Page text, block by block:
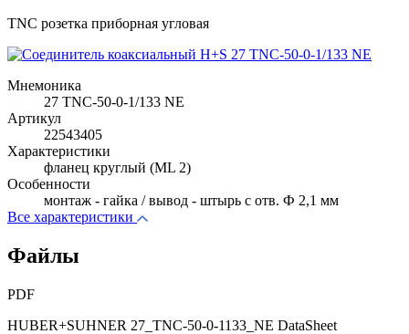
TNC розетка приборная угловая
Мнемоника
27 TNC-50-0-1/133 NE
Артикул
22543405
Характеристики
фланец круглый (ML 2)
Особенности
монтаж - гайка / вывод - штырь с отв. Ф 2,1 мм
Все характеристики
Файлы
PDF
HUBER+SUHNER 27_TNC-50-0-1133_NE DataSheet